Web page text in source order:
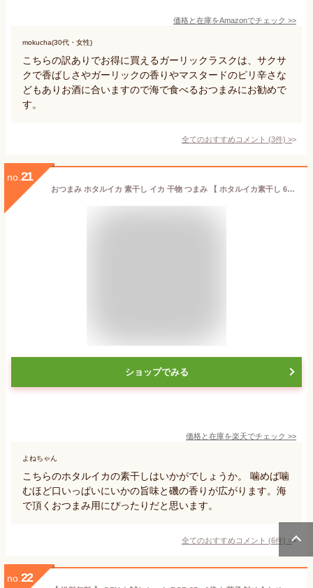
価格と在庫をAmazonでチェック >>
mokucha(30代・女性)
こちらの訳ありでお得に買えるガーリックラスクは、サクサ
クで香ばしさやガーリックの香りやマスタードのピリ辛さな
どもありお酒に合いますので海で食べるおつまみにお勧めで
す。
全てのおすすめコメント (3件) >
no. 21
おつまみ ホタルイカ 素干し イカ 干物 つまみ 【 ホタルイカ素干し 60g 100g 60g×2 60g×3 100g×2 100g×3 】 ほたるいか 干物 徳用 おやつ 晩酌 ギフト 日本海産 産地 福井 送料無料 (60g/100g/120g/200g) 酒の肴 北陸応援
ショップでみる
価格と在庫を楽天でチェック >>
よねちゃん
こちらのホタルイカの素干しはいかがでしょうか。 噛めば噛
むほど口いっぱいにいかの旨味と磯の香りが広がります。海
で頂くおつまみ用にぴったりだと思います。
全てのおすすめコメント (6件) >
no. 22